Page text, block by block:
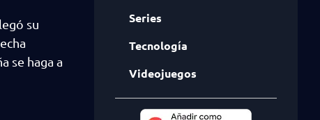
su
se haga a
Series
Tecnología
Videojuegos